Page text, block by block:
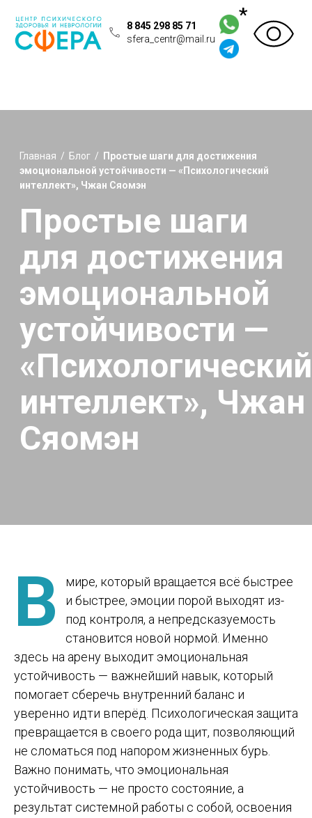
8 845 298 85 71
sfera_centr@mail.ru
Простые шаги
для достижения
эмоциональной
устойчивости —
«Психологический
интеллект», Чжан
Сяомэн
Главная/Блог/Простые шаги для достижения
В
мире, который вращается всё быстрее
и быстрее, эмоции порой выходят из-
под контроля, а непредсказуемость
становится новой нормой. Именно
здесь на арену выходит эмоциональная
устойчивость — важнейший навык, который
помогает сберечь внутренний баланс и
уверенно идти вперёд. Психологическая защита
превращается в своего рода щит, позволяющий
не сломаться под напором жизненных бурь.
Важно понимать, что эмоциональная
устойчивость — не просто состояние, а
результат системной работы с собой, освоения